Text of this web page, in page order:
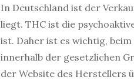
In Deutschland ist der
liegt. THC ist die
ist. Daher ist es wichtig,
innerhalb der gesetzlichen
der Website des Herstellers